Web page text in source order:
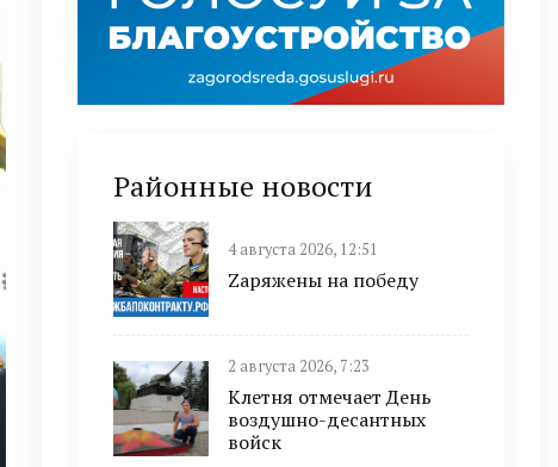
Районные новости
4 августа 2026, 12:51
Zаряжены на победу
2 августа 2026, 7:23
Клетня отмечает День
воздушно-десантных
войск